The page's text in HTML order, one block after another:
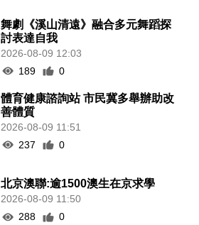
舞劇《溪山清遠》融合多元舞蹈探
討表達自我
2026-08-09 12:03
189
0
體育健康諮詢站 市民冀多舉辦助改
善體質
2026-08-09 11:51
237
0
北京澳聯:逾1500澳生在京求學
2026-08-09 11:50
288
0